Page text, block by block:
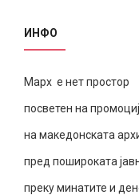
ИНФО
Марх е нет простор
посветен на
на македонската
пред пошироката
преку минатите и